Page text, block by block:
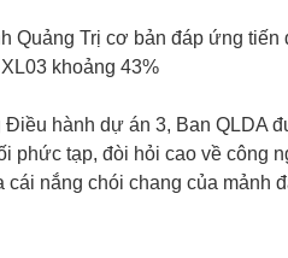
Quảng Trị cơ bản đáp ứng tiến
khoảng 43%
hành dự án 3, Ban QLDA
phức tạp, đòi hỏi cao về công
nắng chói chang của mảnh